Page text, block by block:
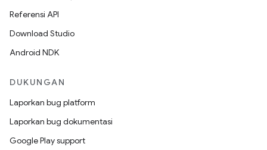
Referensi API
Download Studio
Android NDK
DUKUNGAN
Laporkan bug platform
Laporkan bug dokumentasi
Google Play support